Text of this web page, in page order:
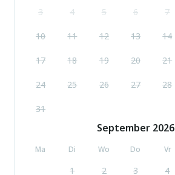
3 4 5 6 7
10 11 12 13 14
17 18 19 20 21
24 25 26 27 28
31
September 2026
Ma Di Wo Do Vr
1 2 3 4